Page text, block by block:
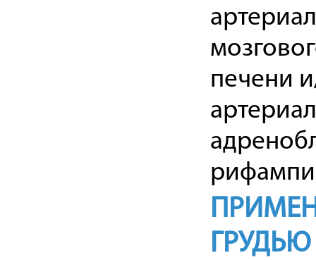
печени
ГРУДЬЮ